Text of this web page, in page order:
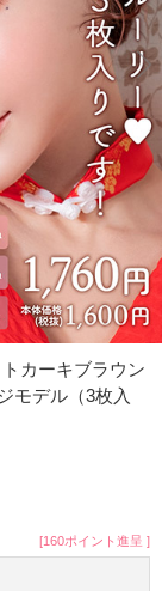
カーキブラウン
モデル（3枚入
[160ポイント進呈 ]